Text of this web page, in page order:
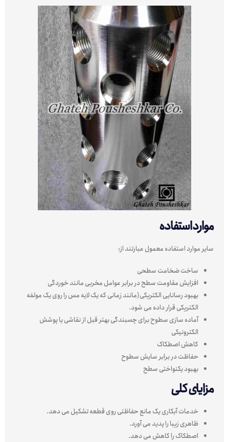
موارد استفاده
سایر موارد استفاده معمول عبارتند از:
ساخت ضخامت سطحی
افزایش مقاومت سطح در برابر عوامل مخربی مانند خوردگی
بهبود رسانایی الکتریکی(مانند زمانی که یک لایه مس را روی یک مولفه
الکتریکی قرار داده می شود.
آماده سازی سطوح برای چسبندگی بهتر قبل از نقاشی یا پوشش
الکترونیکی
کاهش اصطکاک
حفاظت در برابر سایش سطوح
بهبود یکنواختی سطح
مزایای کلی
خدمات آبکاری یک مانع حفاظتی روی قطعه تشکیل می دهد.
ظاهری زیبا را پدید می آورد.
اصطکاک را کاهش می دهد.